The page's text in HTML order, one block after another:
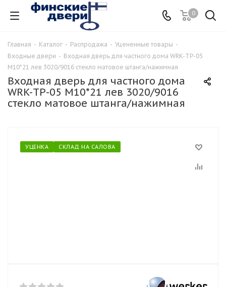
0
Главная - Каталог - Распродажа - Уцененные товары -
Входные двери - Входная дверь для частного дома WRK-TP-05
M10*21 лев 3020/9016 стекло матовое штанга/нажимная
Входная дверь для частного дома
WRK-TP-05 M10*21 лев 3020/9016
стекло матовое штанга/нажимная
УЦЕНКА СКЛАД НА САЛОВА